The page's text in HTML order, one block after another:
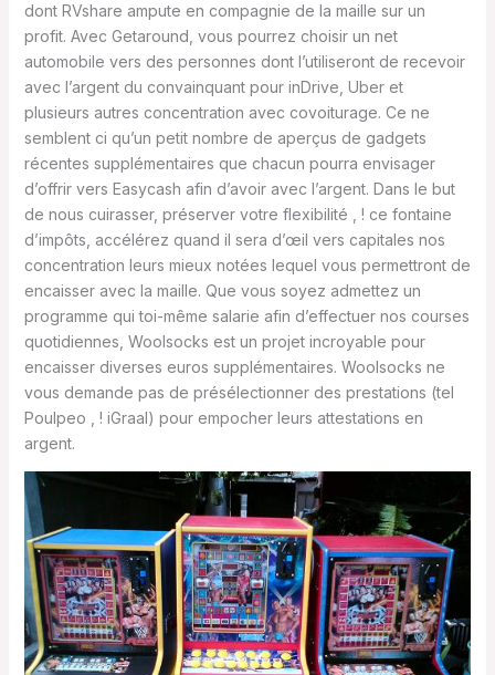
dont RVshare ampute en compagnie de la maille sur un
profit. Avec Getaround, vous pourrez choisir un net
automobile vers des personnes dont l’utiliseront de recevoir
avec l’argent du convainquant pour inDrive, Uber et
plusieurs autres concentration avec covoiturage. Ce ne
semblent ci qu’un petit nombre de aperçus de gadgets
récentes supplémentaires que chacun pourra envisager
d’offrir vers Easycash afin d’avoir avec l’argent. Dans le but
de nous cuirasser, préserver votre flexibilité , ! ce fontaine
d’impôts, accélérez quand il sera d’œil vers capitales nos
concentration leurs mieux notées lequel vous permettront de
encaisser avec la maille. Que vous soyez admettez un
programme qui toi-même salarie afin d’effectuer nos courses
quotidiennes, Woolsocks est un projet incroyable pour
encaisser diverses euros supplémentaires. Woolsocks ne
vous demande pas de présélectionner des prestations (tel
Poulpeo , ! iGraal) pour empocher leurs attestations en
argent.